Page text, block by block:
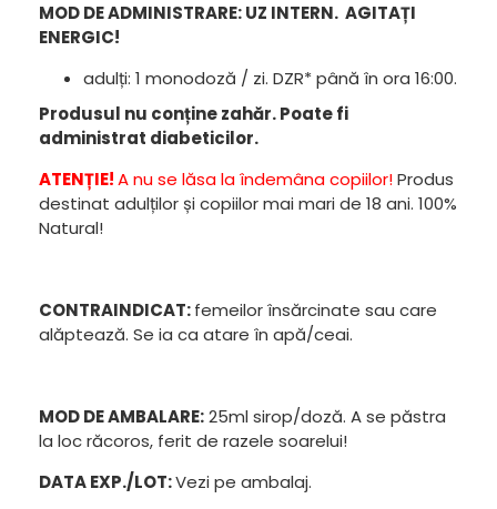
MOD DE ADMINISTRARE: UZ INTERN. AGITAȚI
ENERGIC!
adulți: 1 monodoză / zi. DZR* până în ora 16:00.
Produsul nu conține zahăr. Poate fi
administrat diabeticilor.
ATENȚIE!A nu se lăsa la îndemâna copiilor!Produs
destinat adulților și copiilor mai mari de 18 ani. 100%
Natural!
CONTRAINDICAT:femeilor însărcinate sau care
alăptează. Se ia ca atare în apă/ceai.
MOD DE AMBALARE:25ml sirop/doză. A se păstra
la loc răcoros, ferit de razele soarelui!
DATA EXP./LOT:Vezi pe ambalaj.